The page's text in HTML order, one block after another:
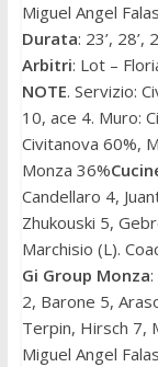
Miguel Angel
Durata: 23’, 28’,
Arbitri: Lot –
NOTE. Servizio:
10, ace 4. Muro:
Civitanova 60%,
Monza 36%
Candellaro 4,
Zhukouski 5,
Marchisio (L).
Gi Group Monza
2, Barone 5,
Terpin, Hirsch 7,
Miguel Angel